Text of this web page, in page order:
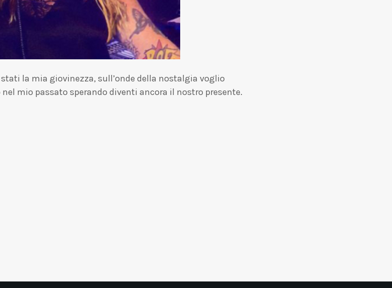
la mia giovinezza, sull’onde della nostalgia voglio
mio passato sperando diventi ancora il nostro presente.